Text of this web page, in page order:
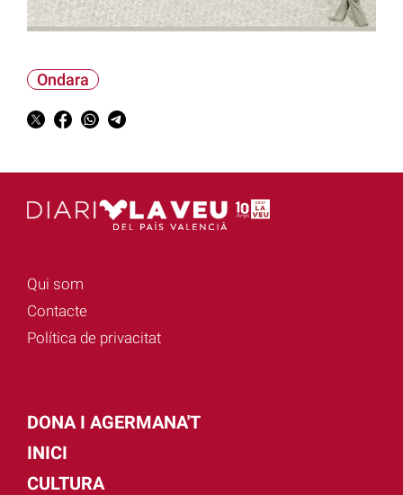
Ondara
Qui som
Contacte
Política de privacitat
DONA I AGERMANA'T
INICI
CULTURA